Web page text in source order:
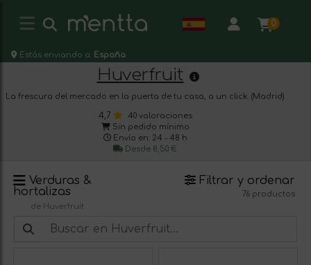
0
Estás enviando a: España
Huverfruit
La frescura del mercado en la puerta de tu casa, a un click. (Madrid)
4,7
40 valoraciones
Sin pedido mínimo
Envío en: 24 - 48 h
Desde 8,50 €
hortalizas
de Huverfruit
Filtrar y ordenar
76 productos